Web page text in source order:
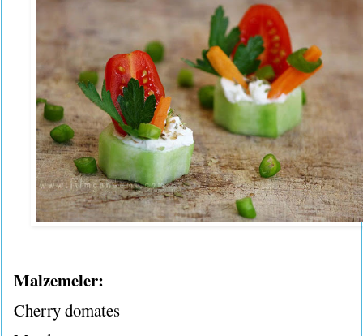
Malzemeler:
Cherry domates